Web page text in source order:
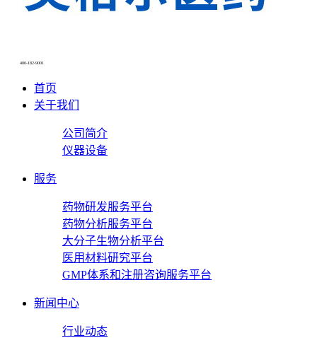
400-182-9001
首页
关于我们
公司简介
仪器设备
服务
药物研发服务平台
药物分析服务平台
大分子生物分析平台
医用材料研究平台
GMP体系和注册咨询服务平台
新闻中心
行业动态